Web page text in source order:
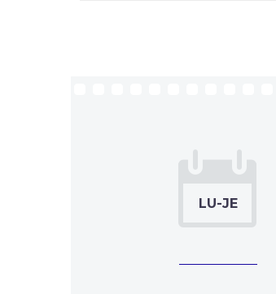

